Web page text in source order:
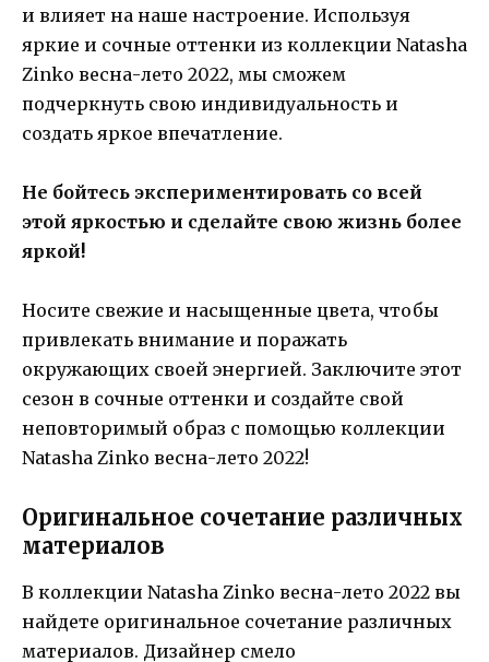
и влияет на наше настроение. Используя
яркие и сочные оттенки из коллекции Natasha
Zinko весна-лето 2022, мы сможем
подчеркнуть свою индивидуальность и
создать яркое впечатление.
Не бойтесь экспериментировать со всей
этой яркостью и сделайте свою жизнь более
яркой!
Носите свежие и насыщенные цвета, чтобы
привлекать внимание и поражать
окружающих своей энергией. Заключите этот
сезон в сочные оттенки и создайте свой
неповторимый образ с помощью коллекции
Natasha Zinko весна-лето 2022!
Оригинальное сочетание различных
материалов
В коллекции Natasha Zinko весна-лето 2022 вы
найдете оригинальное сочетание различных
материалов. Дизайнер смело